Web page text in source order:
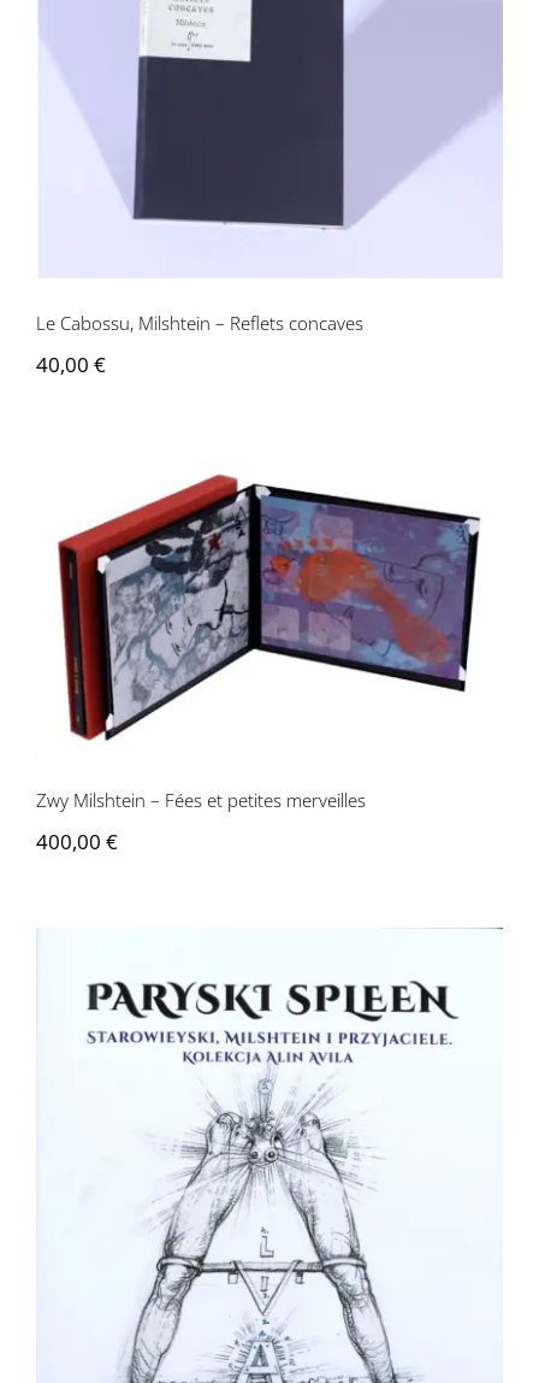
Le Cabossu, Milshtein – Reflets
concaves
Le Cabossu, Milshtein – Reflets concaves
40,00 €
Zwy Milshtein – Fées et petites
merveilles
Zwy Milshtein – Fées et petites merveilles
400,00 €
Paryski Spleen